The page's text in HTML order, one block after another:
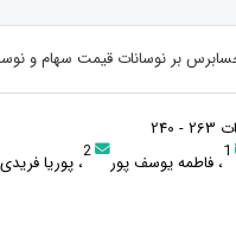
بر نوسانات قیمت سهام و
1، فاطمه یوسف پور 2، پوریا